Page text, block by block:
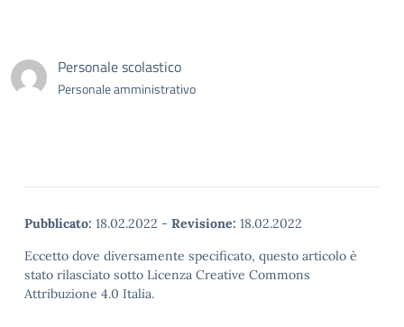
Personale scolastico
Personale amministrativo
Pubblicato: 18.02.2022 - Revisione: 18.02.2022
Eccetto dove diversamente specificato, questo articolo è
stato rilasciato sotto Licenza Creative Commons
Attribuzione 4.0 Italia.